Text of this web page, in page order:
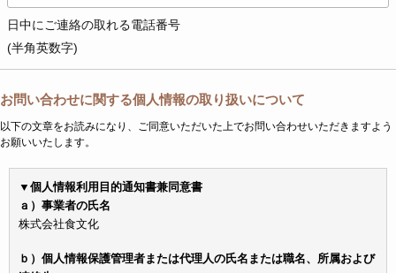
日中にご連絡の取れる電話番号
(半角英数字)
お問い合わせに関する個人情報の取り扱いについて
以下の文章をお読みになり、ご同意いただいた上でお問い合わせいただきますよう
お願いいたします。
▼個人情報利用目的通知書兼同意書
ａ）事業者の氏名
株式会社食文化
ｂ）個人情報保護管理者または代理人の氏名または職名、所属および